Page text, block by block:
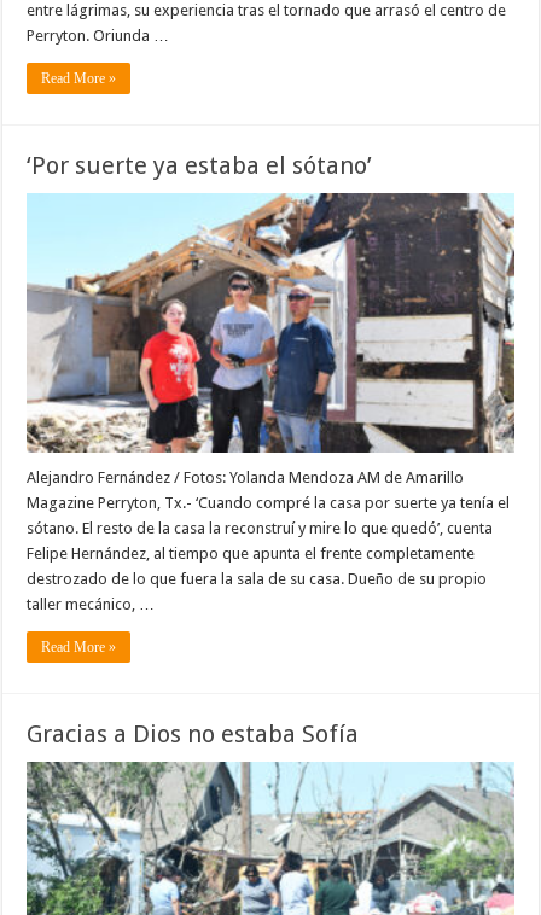
entre lágrimas, su experiencia tras el tornado que arrasó el centro de
Perryton. Oriunda …
Read More »
‘Por suerte ya estaba el sótano’
Alejandro Fernández / Fotos: Yolanda Mendoza AM de Amarillo
Magazine Perryton, Tx.- ‘Cuando compré la casa por suerte ya tenía el
sótano. El resto de la casa la reconstruí y mire lo que quedó’, cuenta
Felipe Hernández, al tiempo que apunta el frente completamente
destrozado de lo que fuera la sala de su casa. Dueño de su propio
taller mecánico, …
Read More »
Gracias a Dios no estaba Sofía